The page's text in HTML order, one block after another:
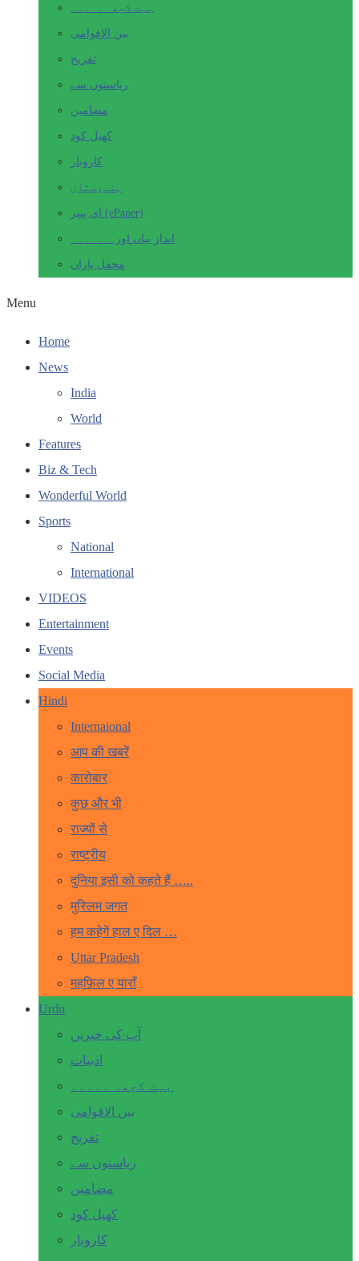
بہت کچھ۔ ۔۔۔۔۔
بین الاقوامی
تفریح
ریاستوں سے
مضامین
کھیل کود
کاروبار
ہندوستان
ای پیپر (ePaper)
انداز بیاں اور۔۔۔۔۔۔۔
محفل یاراں
Menu
Home
News
India
World
Features
Biz & Tech
Wonderful World
Sports
National
International
VIDEOS
Entertainment
Events
Social Media
Hindi
Internaional
आप की खबरें
कारोबार
कुछ और भी
राज्यों से
राष्ट्रीय
दुनिया इसी को कहते हैं …..
मुस्लिम जगत
हम कहेगें हाल ए दिल …
Uttar Pradesh
महफ़िल ए याराँ
Urdu
آپ کی خبریں
ادبیات
بہت کچھ۔ ۔۔۔۔۔
بین الاقوامی
تفریح
ریاستوں سے
مضامین
کھیل کود
کاروبار